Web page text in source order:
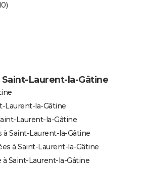
Saint-Laurent-la-Gâtine
Laurent-la-Gâtine
Laurent-la-Gâtine
Saint-Laurent-la-Gâtine
à Saint-Laurent-la-Gâtine
Saint-Laurent-la-Gâtine